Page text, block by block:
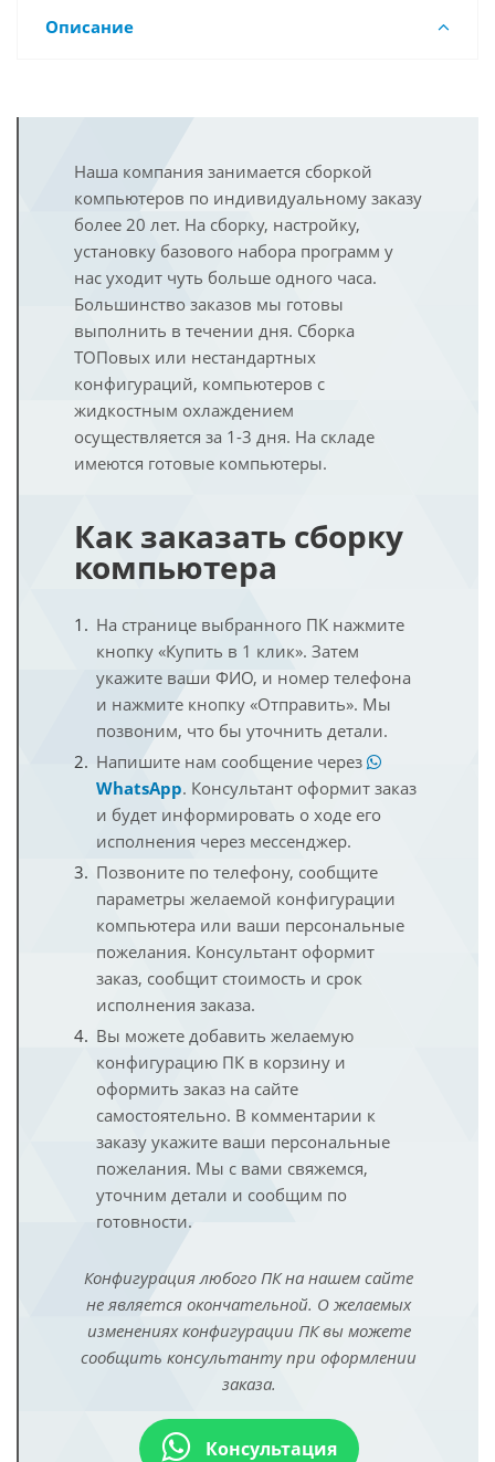
Описание
Наша компания занимается сборкой
компьютеров по индивидуальному заказу
более 20 лет. На сборку, настройку,
установку базового набора программ у
нас уходит чуть больше одного часа.
Большинство заказов мы готовы
выполнить в течении дня. Сборка
ТОПовых или нестандартных
конфигураций, компьютеров с
жидкостным охлаждением
осуществляется за 1-3 дня. На складе
имеются готовые компьютеры.
Как заказать сборку
компьютера
На странице выбранного ПК нажмите
кнопку «Купить в 1 клик». Затем
укажите ваши ФИО, и номер телефона
и нажмите кнопку «Отправить». Мы
позвоним, что бы уточнить детали.
Напишите нам сообщение через
WhatsApp. Консультант оформит заказ
и будет информировать о ходе его
исполнения через мессенджер.
Позвоните по телефону, сообщите
параметры желаемой конфигурации
компьютера или ваши персональные
пожелания. Консультант оформит
заказ, сообщит стоимость и срок
исполнения заказа.
Вы можете добавить желаемую
конфигурацию ПК в корзину и
оформить заказ на сайте
самостоятельно. В комментарии к
заказу укажите ваши персональные
пожелания. Мы с вами свяжемся,
уточним детали и сообщим по
готовности.
Конфигурация любого ПК на нашем сайте
не является окончательной. О желаемых
изменениях конфигурации ПК вы можете
сообщить консультанту при оформлении
заказа.
Консультация